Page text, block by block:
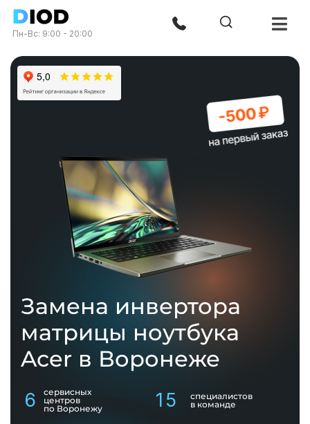
Пн-Вс: 9:00 - 20:00
Замена инвертора
матрицы ноутбука
Acer в Воронеже
6
сервисных
центров
по Воронежу
15
специалистов
в команде